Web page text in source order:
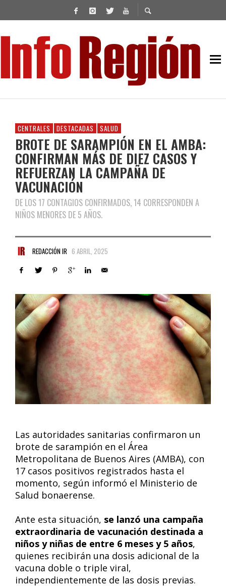
CENTRALES DESTACADAS SALUD
BROTE DE SARAMPIÓN EN EL AMBA:
CONFIRMAN MÁS DE DIEZ CASOS Y
REFUERZAN LA CAMPAÑA DE
VACUNACIÓN
DE LOS 17 CONTAGIOS CONFIRMADOS, 14 CORRESPONDEN A
NIÑOS MENORES DE 5 AÑOS.
REDACCIÓN IR 6 ABRIL, 2025
Las autoridades sanitarias confirmaron un
brote de sarampión en el Área
Metropolitana de Buenos Aires (AMBA), con
17 casos positivos registrados hasta el
momento, según informó el Ministerio de
Salud bonaerense.
Ante esta situación, se lanzó una campaña
extraordinaria de vacunación destinada a
niños y niñas de entre 6 meses y 5 años,
quienes recibirán una dosis adicional de la
vacuna doble o triple viral,
independientemente de las dosis previas.